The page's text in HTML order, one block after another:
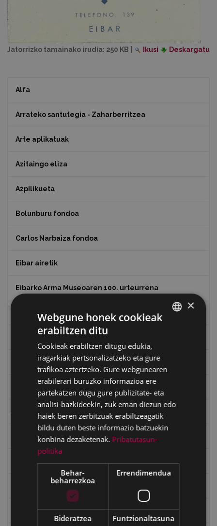
Jatorrizko tamainako irudia: 250 KB Ikusi Deskargatu
Alfa
Arrateko santutegia - Zaharberritzea
Arte aplikatuak
Azitaingo eliza
Azpilikueta
Bolunburu fondoa
Carlos Narbaiza fondoa
Eibar airetik
Eibarko Arma Museoaren 100. urteurrena
Eibarko baserriak
Eibarko mugarrien itzulia - Iparraldea
Emakumeak
Errepublika
Gerra Zibilaren Interpretazio Zentroa
Gerrako umeak
×
Webgune honek cookieak
erabiltzen ditu
Cookieak erabiltzen ditugu edukia,
iragarkiak pertsonalizatzeko eta gure
trafikoa aztertzeko. Gure webgunearen
erabilerari buruzko informazioa ere
partekatzen dugu gure publizitate- eta
analisi-bazkideekin, zuk eman diezun edo
haiek beren zerbitzuak erabiltzeagatik
bildu duten beste informazio batzuekin
konbina dezaketenak. Pribatutasun-
politika
Behar-
beharrezkoa
Errendimendua
Bideratzea Funtzionaltasuna